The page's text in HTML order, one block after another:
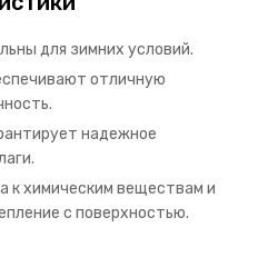
для зимних условий.
отличную
надежное
к химическим веществам и
с поверхностью.